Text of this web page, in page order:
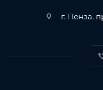
г. Пенза,